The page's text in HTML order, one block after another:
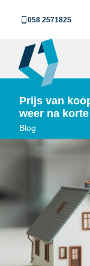
058 2571825
Prijs van
weer na
Blog